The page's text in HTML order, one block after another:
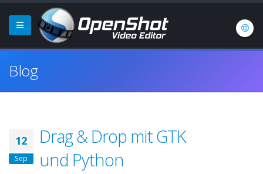
Blog
12
Sep
Drag & Drop mit GTK
und Python